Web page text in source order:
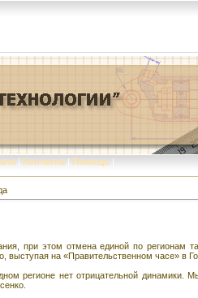
| Контакты | Помощь |
при этом отмена единой по регионам
выступая на «Правительственном часе» в
регионе нет отрицательной динамики.